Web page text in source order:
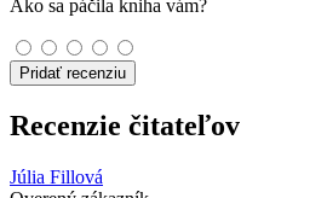
Ako sa páčila kniha vám?
Pridať recenziu
Recenzie čitateľov
Júlia Fillová